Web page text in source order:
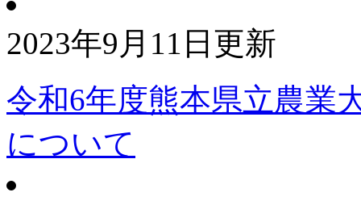
2023年9月11日更新
令和6年度熊本県立農業
について